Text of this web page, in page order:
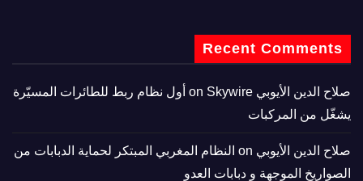
Recent Comments
صلاح الدين الأيوبي
Skywire أول نظام ربط للطائرات المسيّرة
يشغّل من المركبات
صلاح الدين الأيوبي
النظام المغربي المبتكر لحماية الدبابات من
الصواريخ الموجهة و دبابات العدو